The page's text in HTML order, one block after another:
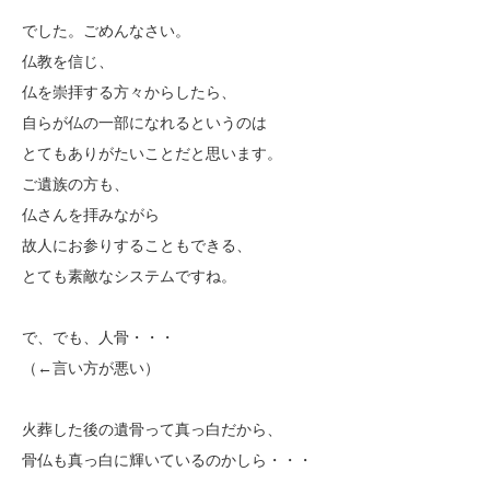
でした。ごめんなさい。
仏教を信じ、
仏を崇拝する方々からしたら、
自らが仏の一部になれるというのは
とてもありがたいことだと思います。
ご遺族の方も、
仏さんを拝みながら
故人にお参りすることもできる、
とても素敵なシステムですね。
で、でも、人骨・・・
（←言い方が悪い）
火葬した後の遺骨って真っ白だから、
骨仏も真っ白に輝いているのかしら・・・